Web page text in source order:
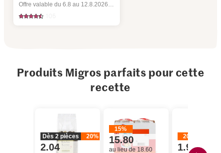
Offre valable du 6.8 au 12.8.2026, jusqu’à épuisement du stock.
Produits Migros parfaits pour cette
recette
Dès 2 pièces 20%
2.04
15%
15.80
au lieu de 18.60
20%
1.96